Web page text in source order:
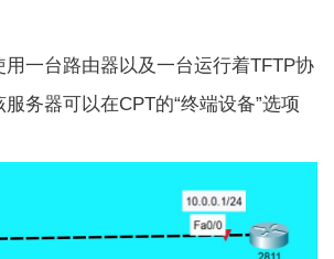
一台路由器以及一台运行着TFTP协
务器可以在CPT的“终端设备”选项